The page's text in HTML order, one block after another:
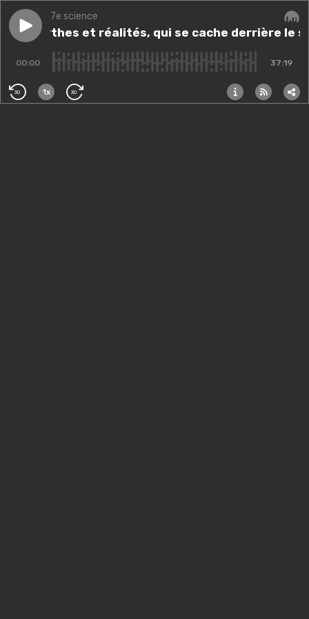
Play episode Entre mythes et réalités, qui se cache derrière le
7e science
mythes et réalités, qui se cache derrière le
00:00 37:19
30 1x 30